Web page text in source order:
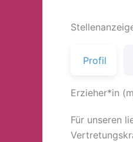
Profil
Erzieher*in
Für unseren